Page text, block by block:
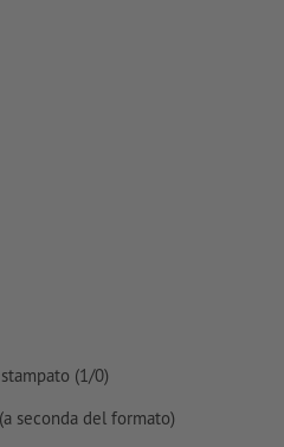
di stampa?
(1/0)
seconda del formato)